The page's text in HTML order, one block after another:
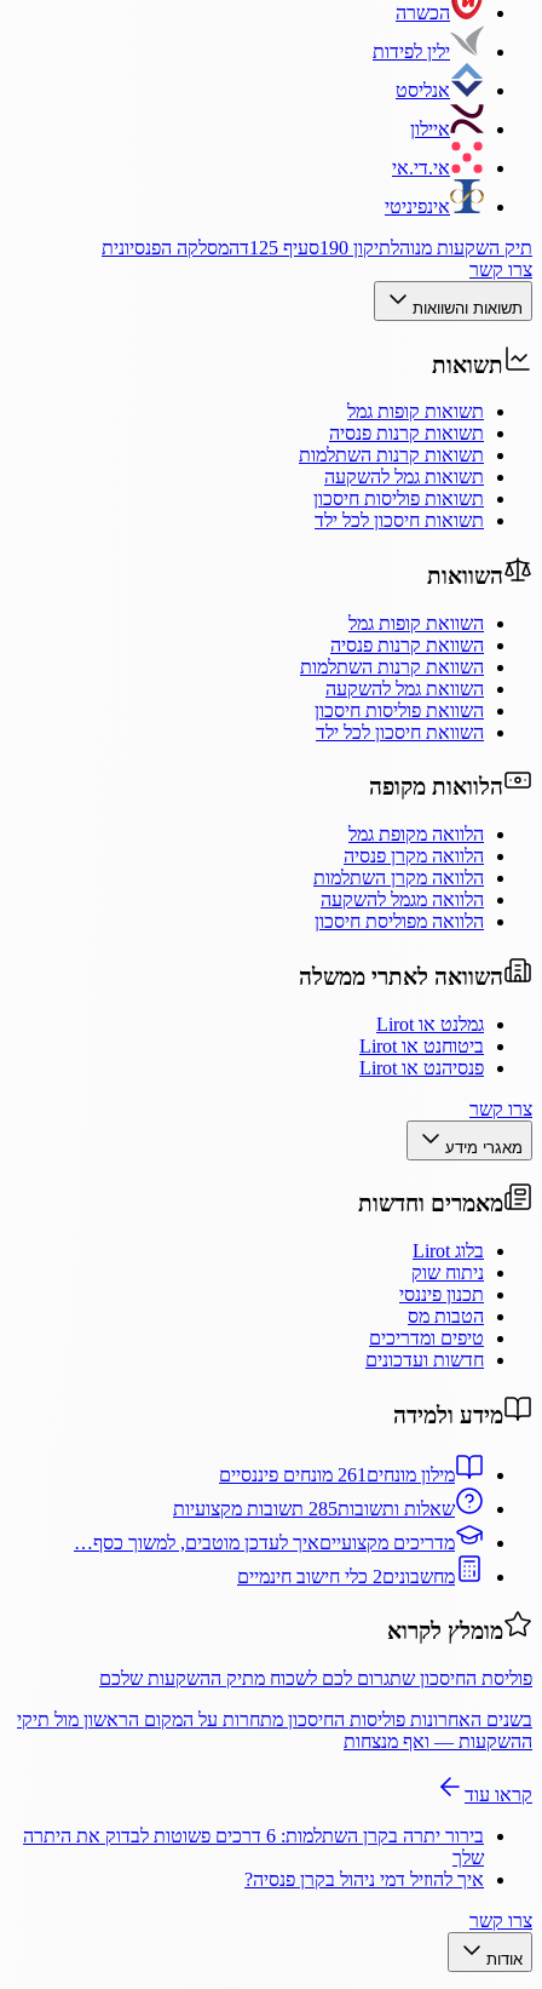
הכשרה
ילין לפידות
אנליסט
איילון
אי.די.אי
אינפיניטי
תיק השקעות מנוהלתיקון 190 סעיף 125ד
המסלקה הפנסיונית
צרו קשר
תשואות והשוואות
תשואות
תשואות קופות גמל
תשואות קרנות פנסיה
תשואות קרנות השתלמות
תשואות גמל להשקעה
תשואות פוליסות חיסכון
תשואות חיסכון לכל ילד
השוואות
השוואת קופות גמל
השוואת קרנות פנסיה
השוואת קרנות השתלמות
השוואת גמל להשקעה
השוואת פוליסות חיסכון
השוואת חיסכון לכל ילד
הלוואות מקופה
הלוואה מקופת גמל
הלוואה מקרן פנסיה
הלוואה מקרן השתלמות
הלוואה מגמל להשקעה
הלוואה מפוליסת חיסכון
השוואה לאתרי ממשלה
גמלנט או Lirot
ביטוחנט או Lirot
פנסיהנט או Lirot
צרו קשר
מאגרי מידע
מאמרים וחדשות
בלוג Lirot
ניתוח שוק
תכנון פיננסי
הטבות מס
טיפים ומדריכים
חדשות ועדכונים
מידע ולמידה
מילון מונחים 261 מונחים פיננסיים
שאלות ותשובות285 תשובות מקצועיות
מדריכים מקצועייםאיך לעדכן מוטבים, למשוך כסף…
מחשבונים2 כלי חישוב חינמיים
מומלץ לקרוא
פוליסת החיסכון שתגרום לכם לשכוח מתיק ההשקעות שלכם
בשנים האחרונות פוליסות החיסכון מתחרות על המקום הראשון מול תיקי
ההשקעות — ואף מנצחות
קראו עוד
בירור יתרה בקרן השתלמות: 6 דרכים פשוטות לבדוק את היתרה
שלך
איך להוזיל דמי ניהול בקרן פנסיה?
צרו קשר
אודות